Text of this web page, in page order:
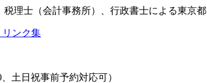
理士（会計事務所）、行政書士による東京
リンク集
土日祝事前予約対応可）